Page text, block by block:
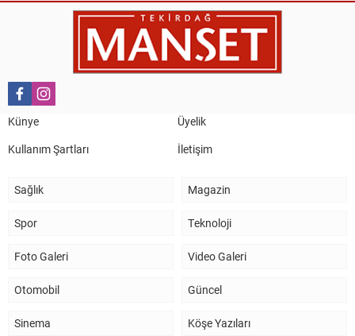
Nail Kazanç
10 Mart 2023 21:36
HAYDİ TEKİRDAĞ MAÇA !!!!
TEKİRDAĞ İL EMNİYET MÜDÜRÜMÜZE HAYIRLI OLSUN
Künye
Üyelik
Kullanım Şartları
İletişim
Sağlık Magazin
Spor Teknoloji
Foto Galeri Video Galeri
Otomobil Güncel
Sinema Köşe Yazıları